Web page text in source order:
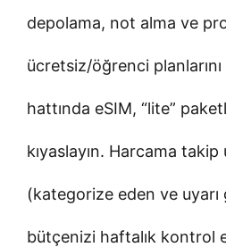
depolama, not alma ve
ücretsiz/öğrenci
hattında eSIM, “lite”
kıyaslayın. Harcama takip
(kategorize eden ve uyarı
bütçenizi haftalık kontrol